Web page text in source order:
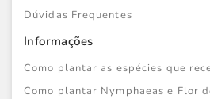
Dúvidas Frequentes
Informações
Como plantar as espécies que
Como plantar Nymphaeas e Flor